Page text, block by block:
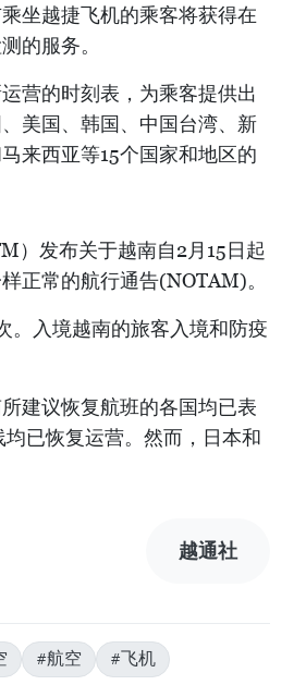
坐越捷飞机的乘客将获得在
的服务。
营的时刻表，为乘客提供出
美国、韩国、中国台湾、新
来西亚等15个国家和地区的
）发布关于越南自2月15日起
正常的航行通告(NOTAM)。
。入境越南的旅客入境和防疫
建议恢复航班的各国均已表
已恢复运营。然而，日本和
越通社
#航空 #飞机